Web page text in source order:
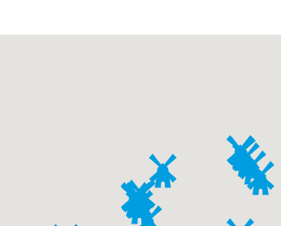
KLEINE MOLEN
MEER INFORMATIE OVER DEZE MOLEN